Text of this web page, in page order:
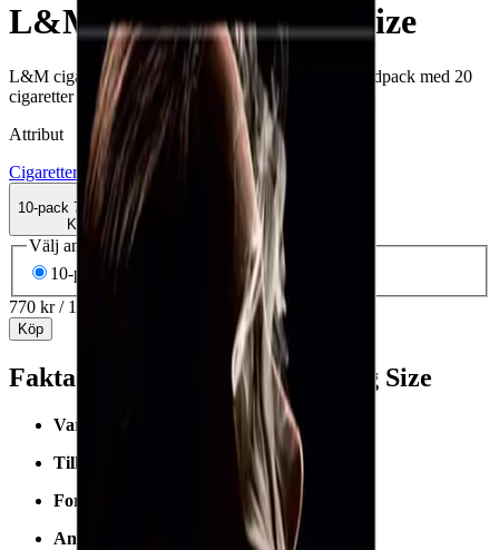
L&M Red Label King Size
L&M cigaretter i king size-format. Kommer i ett hårdpack med 20
cigaretter per förpackning.
Attribut
Cigaretter King SizeL&M Rökning
10-pack 770 kr
Köp
Välj antal dosor
10-pack
770 kr / 10-pack
Köp
Fakta om L&M Red Label King Size
Varumärke:
Tillverkare:
PMI/Philip Morris
Format/storlek:
Antal per förpackning:
20 st